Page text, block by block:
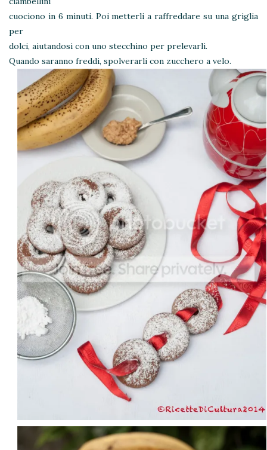
cuociono in 6 minuti. Poi metterli a raffreddare su una griglia
per
dolci, aiutandosi con uno stecchino per prelevarli.
Quando saranno freddi, spolverarli con zucchero a velo.